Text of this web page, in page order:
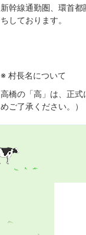
新幹線通勤圏、環首
ちしております。
※ 村長名について
高橋の「高」は、正
めご了承ください。）